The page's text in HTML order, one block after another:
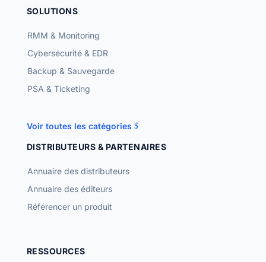
SOLUTIONS
RMM & Monitoring
Cybersécurité & EDR
Backup & Sauvegarde
PSA & Ticketing
Voir toutes les catégories
DISTRIBUTEURS & PARTENAIRES
Annuaire des distributeurs
Annuaire des éditeurs
Référencer un produit
RESSOURCES